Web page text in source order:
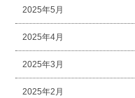
2025年5月
2025年4月
2025年3月
2025年2月